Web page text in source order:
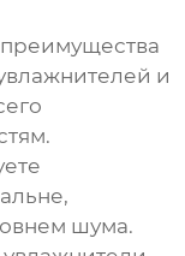
и
шума.